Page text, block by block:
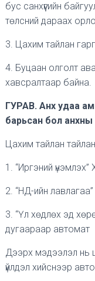
бус санхүүгийн
төлсний дараах
3. Цахим тайлан
4. Буцаан олголт
хавсралтаар байна.
ГУРАВ. Анх удаа
барьсан бол анхны
Цахим тайлан
1. “Иргэний
2. “НД-ийн
3. “Үл хөдлөх эд
дугаараар автомат
Дээрх мэдээлэл нь
үйлдэл хийснээр